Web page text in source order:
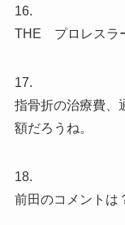
16.
THE プロレスラ
17.
指骨折の治療費、
額だろうね。
18.
前田のコメントは